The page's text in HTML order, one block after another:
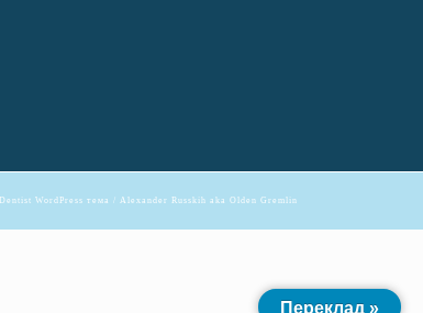
Dentist WordPress тема / Alexander Russkih aka Olden Gremlin
Переклад »